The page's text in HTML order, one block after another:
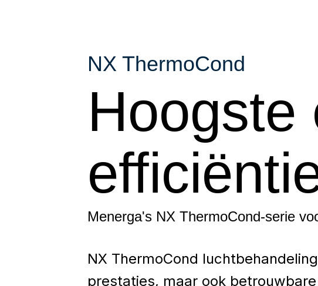
Hoogste
NX ThermoCond
Menerga's NX ThermoCond-serie
NX ThermoCond
prestaties, maar ook